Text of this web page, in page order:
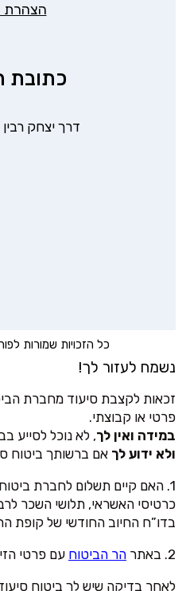
הצהרת
כתובת
דרך יצחק רבין 1, פתח תקווה
כל הזכויות שמורות
נשמח לעזור לך!
זכאות לקצבת סיעוד מחברת
פרטי או קבוצתי.
במידה ואין לך, לא נוכל לסייע
ולא ידוע לך אם ברשותך ביטוח
1. האם קיים תשלום לחברת
כרטיסי האשראי, תלושי השכר
בדו”ח החיוב החודשי של קופת
2. באתר
הר הביטוח עם פרטי
לאחר בדיקה שיש לך ביטוח